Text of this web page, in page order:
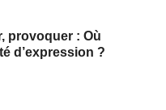
provoquer : Où
d’expression ?